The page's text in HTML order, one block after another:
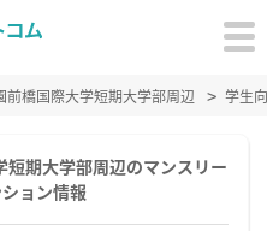
前橋国際大学短期大学部周辺 学生
期大学部周辺のマンスリー
ョン情報